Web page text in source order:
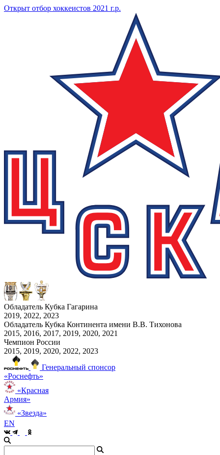
Открыт отбор хоккеистов 2021 г.р.
Обладатель Кубка Гагарина
2019, 2022, 2023
Обладатель Кубка Континента имени В.В. Тихонова
2015, 2016, 2017, 2019, 2020, 2021
Чемпион России
2015, 2019, 2020, 2022, 2023
Генеральный спонсор
«Роснефть»
«Красная
Армия»
«Звезда»
EN